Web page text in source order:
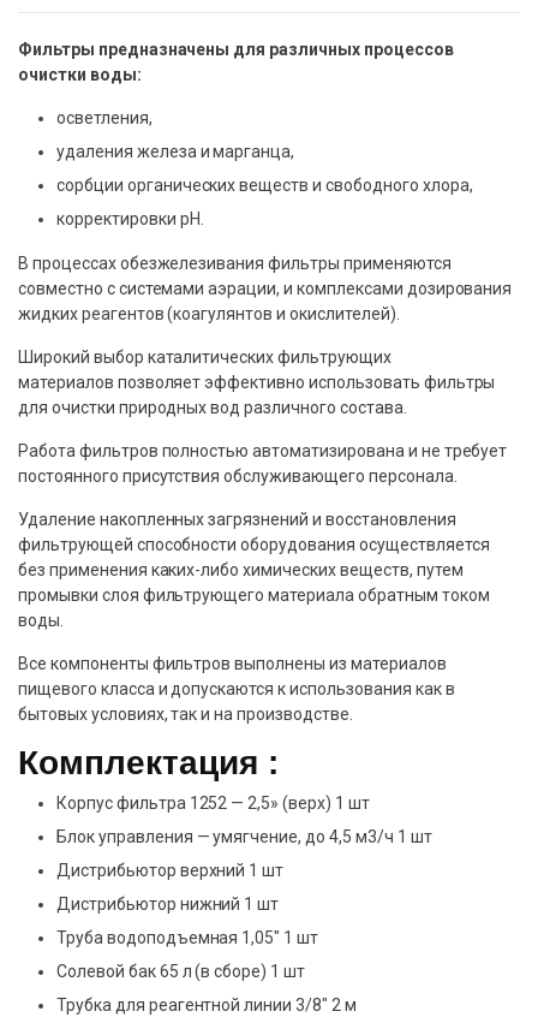
Фильтры предназначены для различных процессов
очистки воды:
осветления,
удаления железа и марганца,
сорбции органических веществ и свободного хлора,
корректировки рН.
В процессах обезжелезивания фильтры применяются
совместно с системами аэрации, и комплексами дозирования
жидких реагентов (коагулянтов и окислителей).
Широкий выбор каталитических фильтрующих
материалов позволяет эффективно использовать фильтры
для очистки природных вод различного состава.
Работа фильтров полностью автоматизирована и не требует
постоянного присутствия обслуживающего персонала.
Удаление накопленных загрязнений и восстановления
фильтрующей способности оборудования осуществляется
без применения каких-либо химических веществ, путем
промывки слоя фильтрующего материала обратным током
воды.
Все компоненты фильтров выполнены из материалов
пищевого класса и допускаются к использования как в
бытовых условиях, так и на производстве.
Комплектация :
Корпус фильтра 1252 — 2,5» (верх) 1 шт
Блок управления — умягчение, до 4,5 м3/ч 1 шт
Дистрибьютор верхний 1 шт
Дистрибьютор нижний 1 шт
Труба водоподъемная 1,05″ 1 шт
Солевой бак 65 л (в сборе) 1 шт
Трубка для реагентной линии 3/8″ 2 м